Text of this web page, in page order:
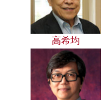
高希均